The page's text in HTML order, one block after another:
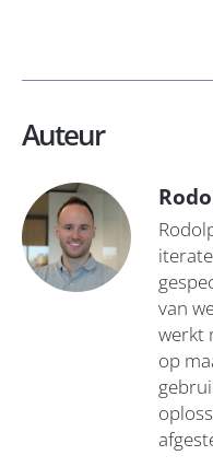
Auteur
van
werkt
op